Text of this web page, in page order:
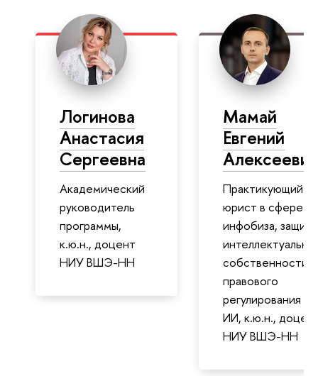
Логинова
Анастасия
Сергеевна
Академический
руководитель
программы,
к.ю.н., доцент
НИУ ВШЭ-НН
Мамай
Евгений
Алексеевич
Практикующий
юрист в сфере
инфобиза,
собственности и
правового
регулирования
ИИ, к.ю.н.,
НИУ ВШЭ-НН